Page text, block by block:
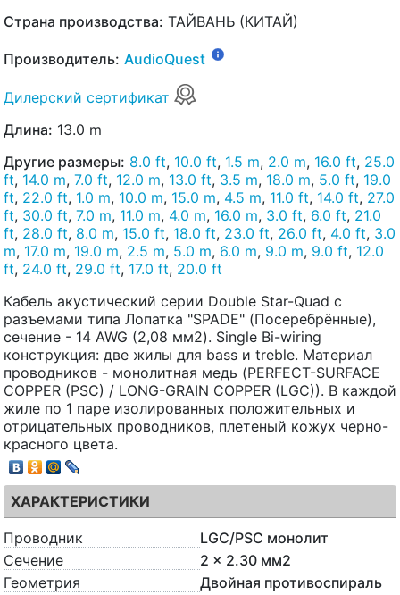
Страна производства: ТАЙВАНЬ (КИТАЙ)
Производитель: AudioQuest
Дилерский сертификат
Длина: 13.0 m
Другие размеры: 8.0 ft, 10.0 ft, 1.5 m, 2.0 m, 16.0 ft, 25.0
ft, 14.0 m, 7.0 ft, 12.0 m, 13.0 ft, 3.5 m, 18.0 m, 5.0 ft, 19.0
ft, 22.0 ft, 1.0 m, 10.0 m, 15.0 m, 4.5 m, 11.0 ft, 14.0 ft, 27.0
ft, 30.0 ft, 7.0 m, 11.0 m, 4.0 m, 16.0 m, 3.0 ft, 6.0 ft, 21.0
ft, 28.0 ft, 8.0 m, 15.0 ft, 18.0 ft, 23.0 ft, 26.0 ft, 4.0 ft, 3.0
m, 17.0 m, 19.0 m, 2.5 m, 5.0 m, 6.0 m, 9.0 m, 9.0 ft, 12.0
ft, 24.0 ft, 29.0 ft, 17.0 ft, 20.0 ft
Кабель акустический серии Double Star-Quad с
разъемами типа Лопатка "SPADE" (Посеребрённые),
сечение - 14 AWG (2,08 мм2). Single Bi-wiring
конструкция: две жилы для bass и treble. Материал
проводников - монолитная медь (PERFECT-SURFACE
COPPER (PSC) / LONG-GRAIN COPPER (LGC)). В каждой
жиле по 1 паре изолированных положительных и
отрицательных проводников, плетеный кожух черно-
красного цвета.
ХАРАКТЕРИСТИКИ
Проводник
LGC/PSC монолит
Сечение
2 x 2.30 мм2
Геометрия
Двойная противоспираль